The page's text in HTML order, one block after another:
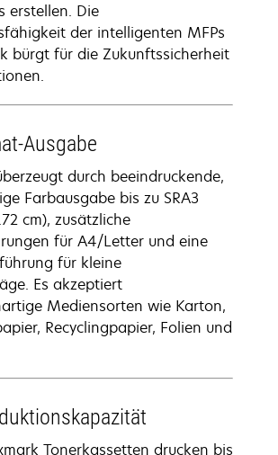
erstellen. Die
der intelligenten MFPs
bürgt für die Zukunftssicherheit
Ausgabe
durch beeindruckende,
Farbausgabe bis zu SRA3
cm), zusätzliche
für A4/Letter und eine
für kleine
Es akzeptiert
Mediensorten wie Karton,
Recyclingpapier, Folien und
Tonerkassetten drucken bis